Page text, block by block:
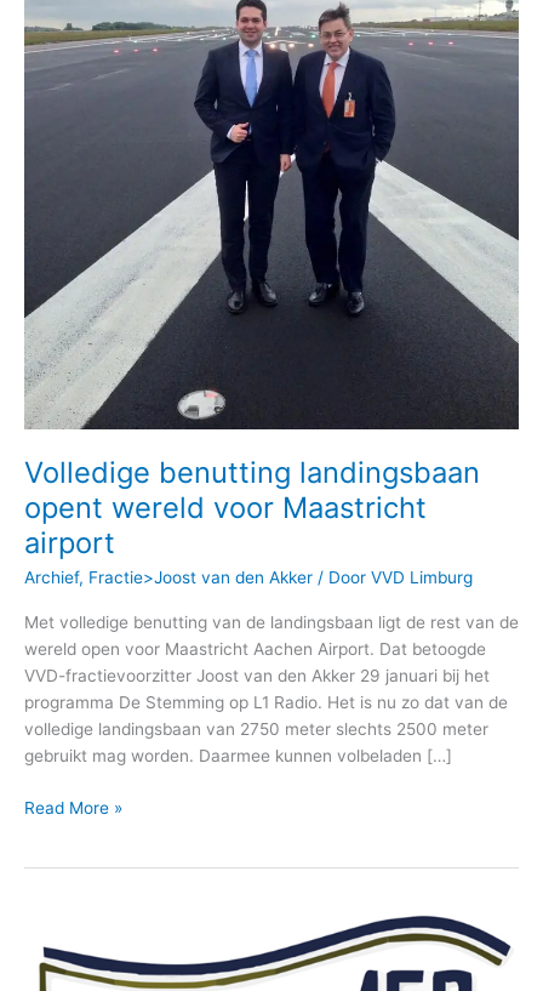
Volledige benutting landingsbaan
opent wereld voor Maastricht
airport
Archief, Fractie>Joost van den Akker / Door VVD Limburg
Met volledige benutting van de landingsbaan ligt de rest van de
wereld open voor Maastricht Aachen Airport. Dat betoogde
VVD-fractievoorzitter Joost van den Akker 29 januari bij het
programma De Stemming op L1 Radio. Het is nu zo dat van de
volledige landingsbaan van 2750 meter slechts 2500 meter
gebruikt mag worden. Daarmee kunnen volbeladen […]
Read More »
150
jaar